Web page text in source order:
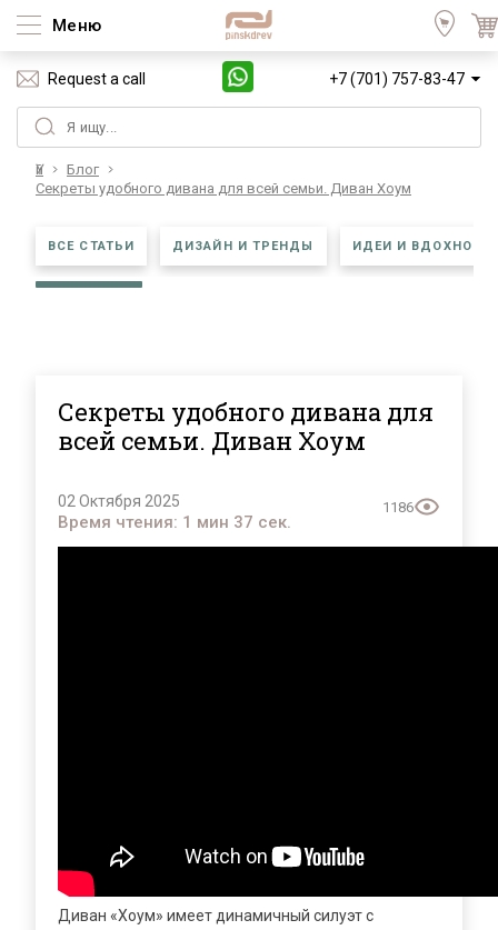
Меню
Request a call +7 (701) 757-83-47
Үй
Блог
Секреты удобного дивана для всей семьи. Диван Хоум
ВСЕ СТАТЬИ ДИЗАЙН И ТРЕНДЫ ИДЕИ И
Секреты удобного дивана для
всей семьи. Диван Хоум
02 Октября 2025
Время чтения: 1 мин 37 сек.
1186
Диван «Хоум» имеет динамичный силуэт с